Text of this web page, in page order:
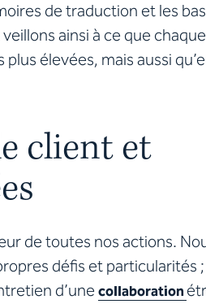
de traduction et les
ainsi à ce que chaque
élevées, mais aussi
client et
de toutes nos actions.
défis et particularités
d’unecollaboration